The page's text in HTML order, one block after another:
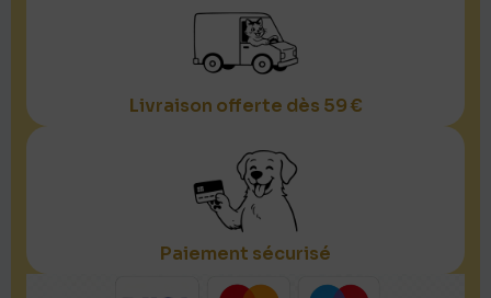
Livraison offerte dès 59 €
Paiement sécurisé